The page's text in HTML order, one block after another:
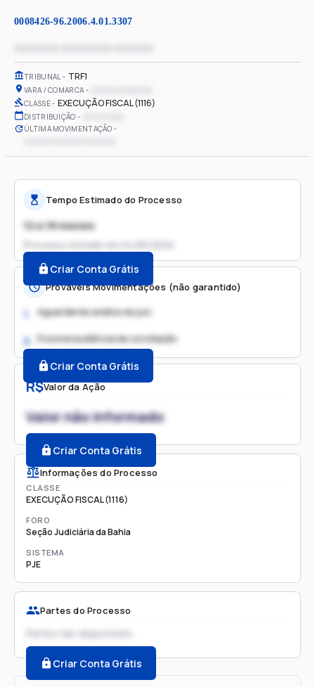
0008426-96.2006.4.01.3307
TRIBUNAL TRF1
VARA / COMARCA
CLASSE EXECUÇÃO FISCAL (1116)
DISTRIBUIÇÃO
ÚLTIMA MOVIMENTAÇÃO
R$Valor da Ação
Valor não informado
Criar Conta Grátis
Informações do Processo
CLASSE
EXECUÇÃO FISCAL (1116)
FORO
Seção Judiciária da Bahia
SISTEMA
PJE
Partes do Processo
Partes não disponíveis
Criar Conta Grátis
Tempo Estimado do Processo
12 a 18 meses
Processo iniciado em
Criar Conta Grátis
Prováveis Movimentações (não garantido)
1. Aguardando análise do juiz
2. Possível audiência de conciliação
Criar Conta Grátis